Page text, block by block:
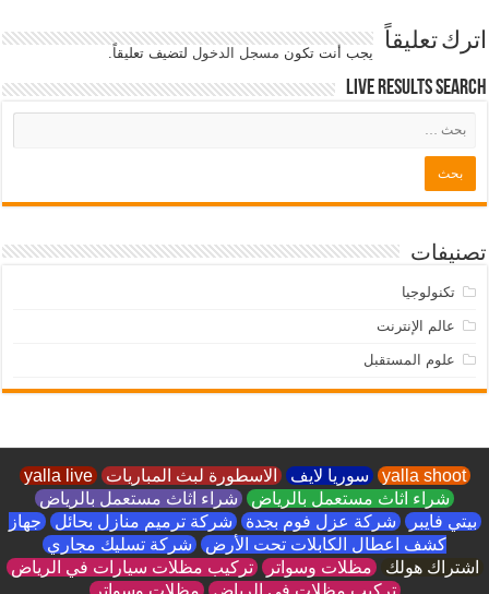
اترك تعليقاً يجب أنت تكون مسجل الدخول لتضيف تعليقاً.
Live Results Search
تصنيفات
تكنولوجيا
عالم الإنترنت
علوم المستقبل
yalla shoot سوريا لايف الاسطورة لبث المباريات yalla live
شراء اثاث مستعمل بالرياض شراء اثاث مستعمل بالرياض
بيتي فايبر شركة عزل فوم بجدة شركة ترميم منازل بحائل جهاز
كشف اعطال الكابلات تحت الأرض شركة تسليك مجاري
اشتراك هولك مظلات وسواتر تركيب مظلات سيارات في الرياض
تركيب مظلات في الرياض مظلات وسواتر